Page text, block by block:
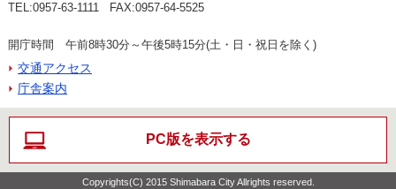
TEL:0957-63-1111 FAX:0957-64-5525
開庁時間 午前8時30分～午後5時15分(土・日・祝日を除く)
交通アクセス
庁舎案内
PC版を表示する
Copyrights(C) 2015 Shimabara City Allrights reserved.